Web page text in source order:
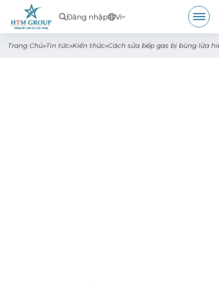
Đăng nhập Vi
Trang Chủ»Tin tức»Kiến thức»Cách sửa bếp gas bị bùng lửa